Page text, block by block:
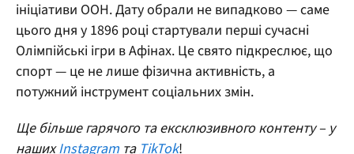
ініціативи ООН. Дату обрали не випадково — саме
цього дня у 1896 році стартували перші сучасні
Олімпійські ігри в Афінах. Це свято підкреслює, що
спорт — це не лише фізична активність, а
потужний інструмент соціальних змін.
Ще більше гарячого та ексклюзивного контенту – у
нашихInstagram таTikTok!